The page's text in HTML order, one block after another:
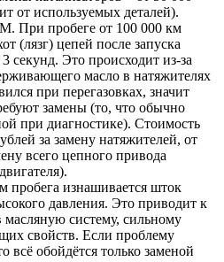
от используемых деталей).
При пробеге от 100 000 км
(лязг) цепей после запуска
секунд. Это происходит из-за
масло в натяжителях
при перегазовках, значит
замены (то, что обычно
при диагностике). Стоимость
за замену натяжителей, от
всего цепного привода
изнашивается шток
давления. Это приводит к
систему, сильному
свойств. Если проблему
всё обойдётся только заменой